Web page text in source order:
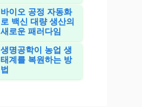
바이오 공정 자동화
로 백신 대량 생산의
새로운 패러다임
생명공학이 농업 생
태계를 복원하는 방
법